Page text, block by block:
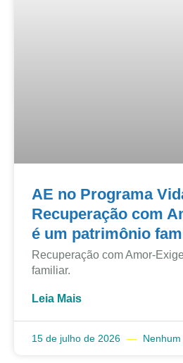
AE no Programa
Recuperação com
é um patrimônio
Recuperação com Amor-
familiar.
Leia Mais
15 de julho de 2026